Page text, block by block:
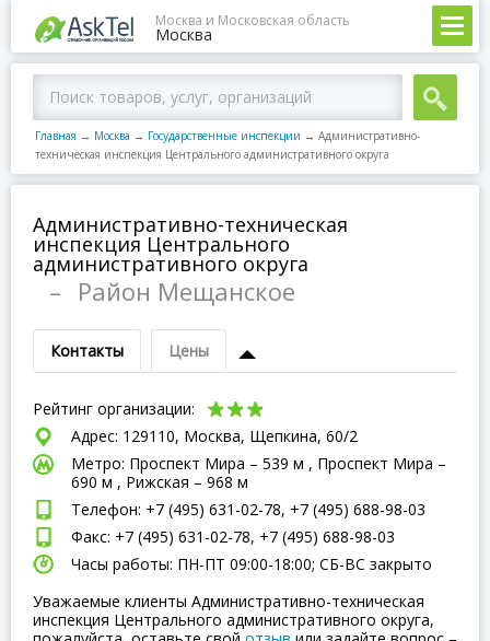
Москва и Московская область
Москва
Главная → Москва → Государственные инспекции → Административно-
техническая инспекция Центрального административного округа
Административно-техническая
инспекция Центрального
административного округа
– Район Мещанское
Контакты Цены
Рейтинг организации:
Адрес: 129110, Москва, Щепкина, 60/2
Метро: Проспект Мира – 539 м , Проспект Мира –
690 м , Рижская – 968 м
Телефон: +7 (495) 631-02-78, +7 (495) 688-98-03
Факс: +7 (495) 631-02-78, +7 (495) 688-98-03
Часы работы: ПН-ПТ 09:00-18:00; СБ-ВC закрыто
Уважаемые клиенты Административно-техническая
инспекция Центрального административного округа,